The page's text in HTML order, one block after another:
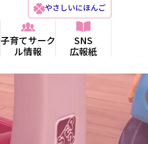
やさしいにほんご
子育てサーク
ル情報
SNS
広報紙